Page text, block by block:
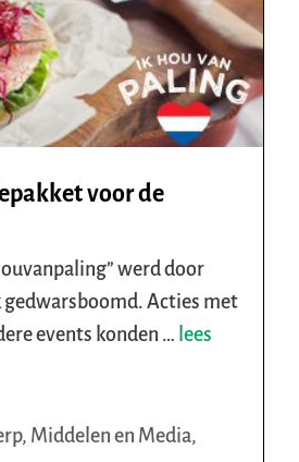
voor de
werd door
Acties met
events konden … lees
, Middelen en Media,